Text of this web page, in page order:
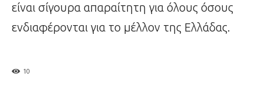
είναι σίγουρα απαραίτητη για όλους όσους
ενδιαφέρονται για το μέλλον της Ελλάδας.
10